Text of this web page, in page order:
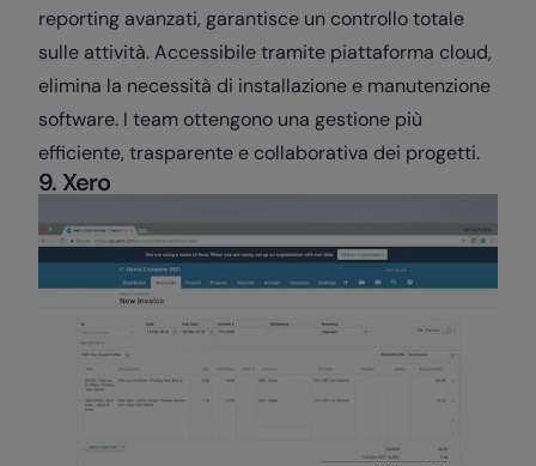
reporting avanzati, garantisce un controllo totale
sulle attività. Accessibile tramite piattaforma cloud,
elimina la necessità di installazione e manutenzione
software. I team ottengono una gestione più
efficiente, trasparente e collaborativa dei progetti.
9. Xero